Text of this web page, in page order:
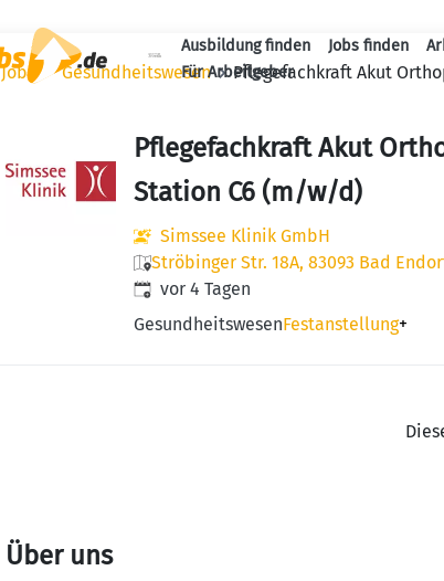
Ausbildung finden Jobs finden
Für Arbeitgeber
Jobs Gesundheitswesen Pflegefachkraft Akut
Pflegefachkraft Akut
Station C6 (m/w/d)
Simssee Klinik GmbH
Ströbinger Str. 18A, 83093 Bad
Veröffentlicht:
vor 4 Tagen
GesundheitswesenFestanstellung+
Über uns